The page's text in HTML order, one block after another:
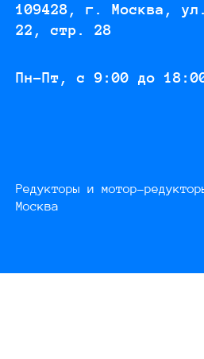
109428, г. Москва, ул.
22, стр. 28
Пн-Пт, с 9:00 до
Редукторы и мотор-
Москва